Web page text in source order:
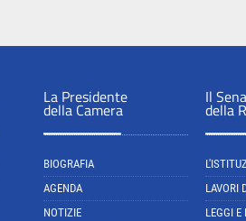
La Presidente
della Camera
BIOGRAFIA
AGENDA
NOTIZIE
Il
della
LAVORI
LEGGI E